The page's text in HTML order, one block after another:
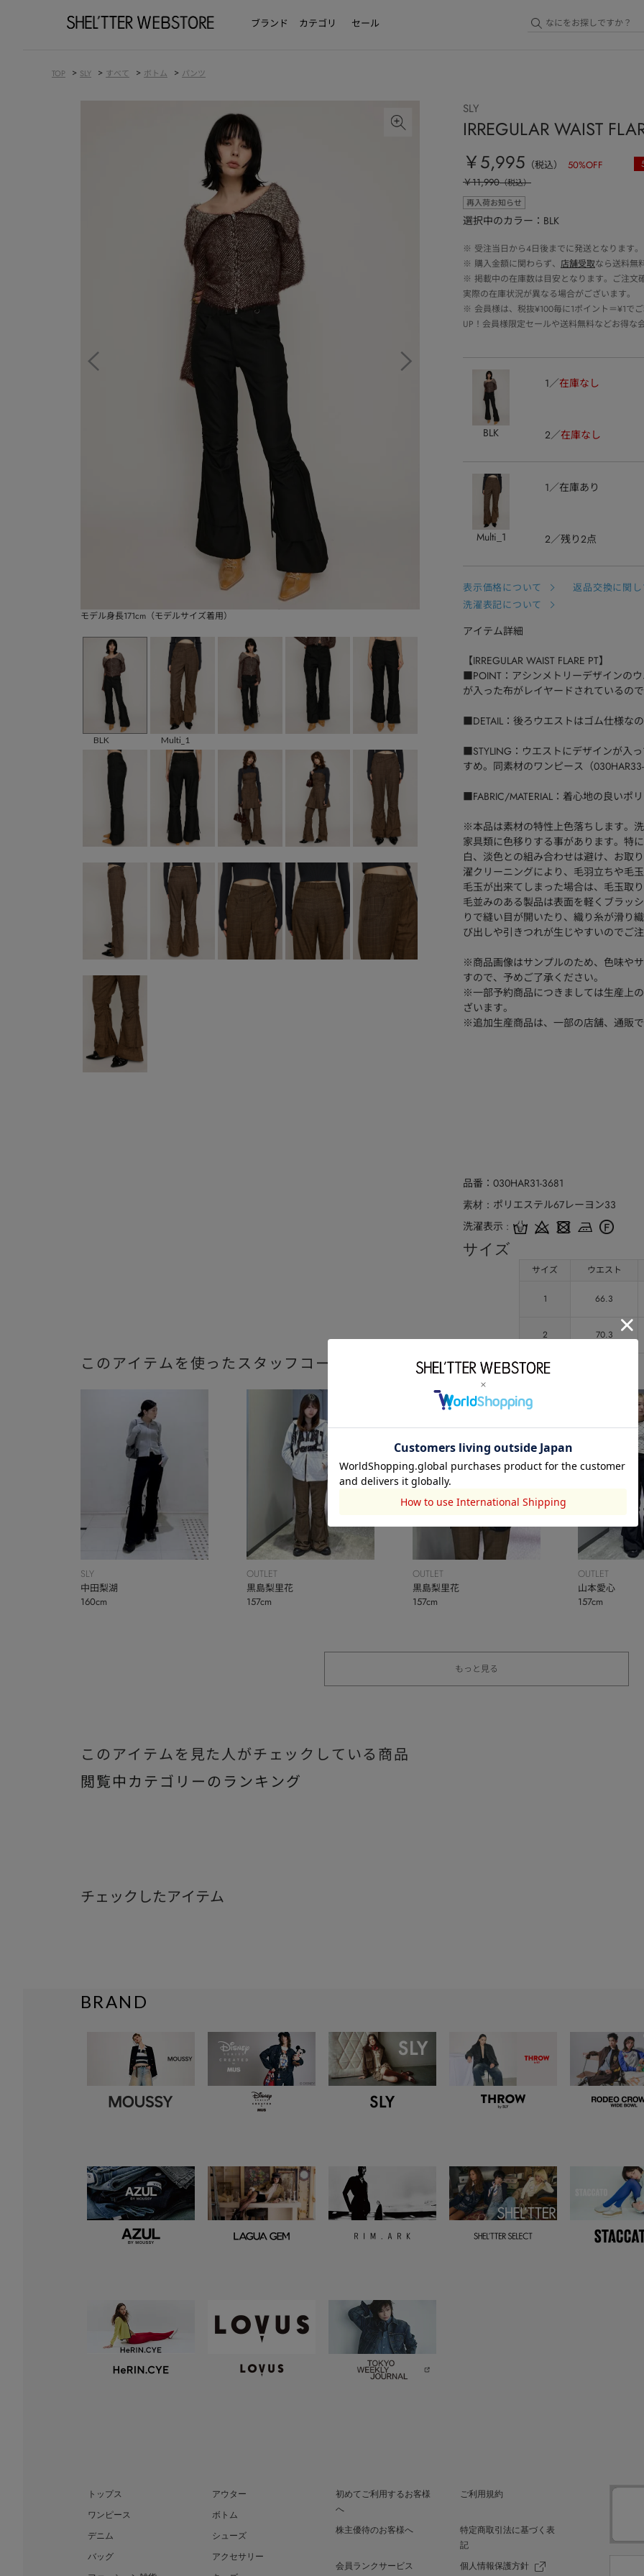
ブランド カテゴリ セール
TOP > SLY > すべて > ボトム > パンツ
モデル身長171cm（モデルサイズ着用）
BLK Multi_1
SLY
IRREGULAR WAIST
￥5,995 （税込） 50%OFF
￥11,990（税込）
再入荷お知らせ
選択中のカラー：BLK
※ 受注当日から4日後までに発送となります
※ 購入金額に関わらず、 店舗受取なら送料無
※ 掲載中の在庫数は目安となります。ご注
実際の在庫状況が異なる場合がございます。
※ 会員様は、税抜¥100毎に1ポイント＝¥1で
UP！会員様限定セールや送料無料などお得な
BLK
1 在庫なし
2 在庫なし
Multi_1
1 在庫あり
2 残り2点
表示価格について
返品交換に関
洗濯表記について
アイテム詳細
【IRREGULAR WAIST FLARE PT】
■POINT：アシンメトリーデザインの
が入った布がレイヤードされているの
■DETAIL：後ろウエストはゴム仕様な
■STYLING：ウエストにデザインが入
すめ。同素材のワンピース（
■FABRIC/MATERIAL：着心地の良いポ
※本品は素材の特性上色落ちします。
家具類に色移りする事があります。特
白、淡色との組み合わせは避け、お取
濯クリーニングにより、毛羽立ちや毛
毛玉が出来てしまった場合は、毛玉取
毛並みのある製品は表面を軽くブラッ
りで縫い目が開いたり、織り糸が滑り
び出しや引きつれが生じやすいのでご
※商品画像はサンプルのため、色味や
すので、予めご了承ください。
※一部予約商品につきましては生産上
ざいます。
※追加生産商品は、一部の店舗、通販
品番 030HAR31-3681
素材
ポリエステル67レーヨン33
洗濯表示
サイズ
サイズ ウエスト
1 66.3
2 70.3
このアイテムを使ったスタッフコーディネート
SLY
中田梨湖
160cm
OUTLET
黒島梨里花
157cm
OUTLET
黒島梨里花
157cm
OUTLET
山本愛心
157cm
もっと見る
このアイテムを見た人がチェックしている商品
閲覧中カテゴリーのランキング
チェックしたアイテム
BRAND
トップス
アウター
ワンピース
ボトム
デニム
シューズ
バッグ
アクセサリー
初めてご利用するお客様
へ
ご利用規約
株主優待のお客様へ
特定商取引法に基づく表
記
会員ランクサービス
個人情報保護方針